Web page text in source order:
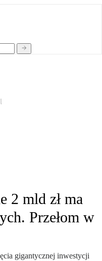
2 mld zł ma
Przełom w
gigantycznej inwestycji